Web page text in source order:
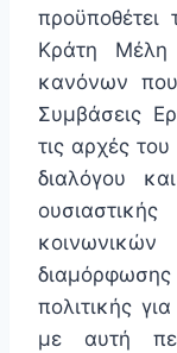
Κράτη
κανόνων που
Συμβάσεις
τις αρχές
διαλόγου
πολιτικής
με αυτή